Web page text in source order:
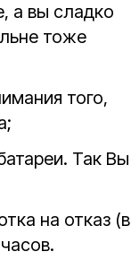
а вы сладко
тоже
того,
Так Вы
на отказ (в